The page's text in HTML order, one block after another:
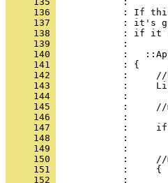
     136
     137
     138
     139
     140
     141
     142
     143
     144
     145
     146
     147
     148
     149
     150
     151
     152